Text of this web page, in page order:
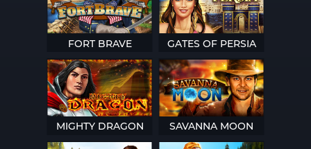
FORT BRAVE GATES OF PERSIA
MIGHTY DRAGON SAVANNA MOON